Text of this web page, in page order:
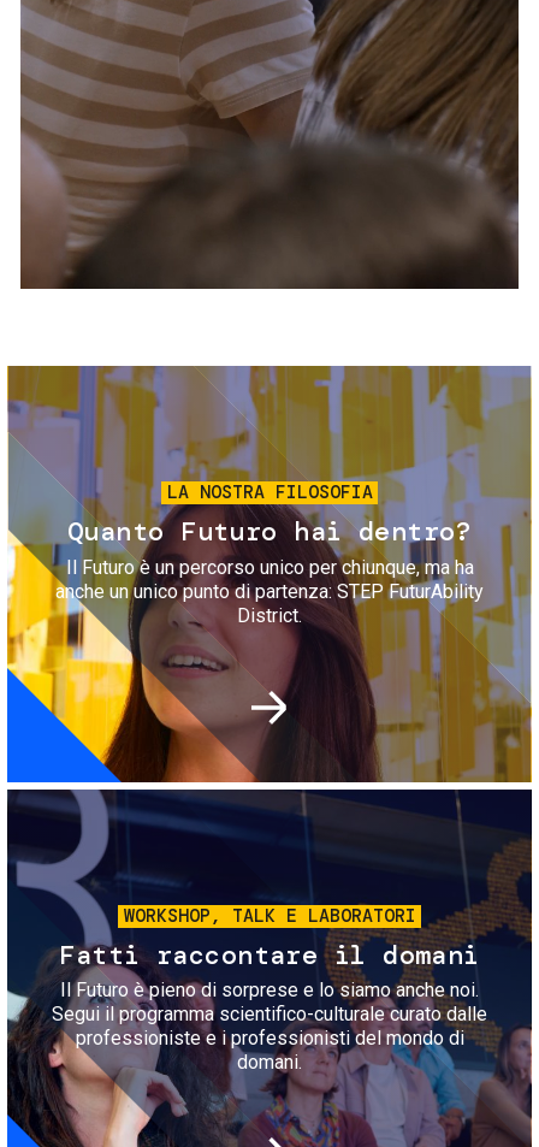
Servizi e accessibilità
Contatti
FAQ
Biglietti
Immagine
LA NOSTRA FILOSOFIA
Quanto Futuro hai dentro?
Il Futuro è un percorso unico per chiunque, ma ha
anche un unico punto di partenza: STEP FuturAbility
District.
Immagine
WORKSHOP, TALK E LABORATORI
Fatti raccontare il domani
Il Futuro è pieno di sorprese e lo siamo anche noi.
Segui il programma scientifico-culturale curato dalle
professioniste e i professionisti del mondo di
domani.